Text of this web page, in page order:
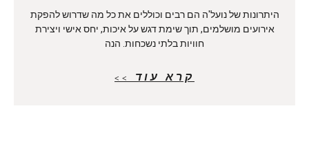
היתרונות של נועל'ה הם רבים וכוללים את כל מה שדרוש להפקת
אירועים מושלמים, תוך שימת דגש על איכות, יחס אישי ויצירת
חוויות בלתי נשכחות. הנה
קרא עוד >>